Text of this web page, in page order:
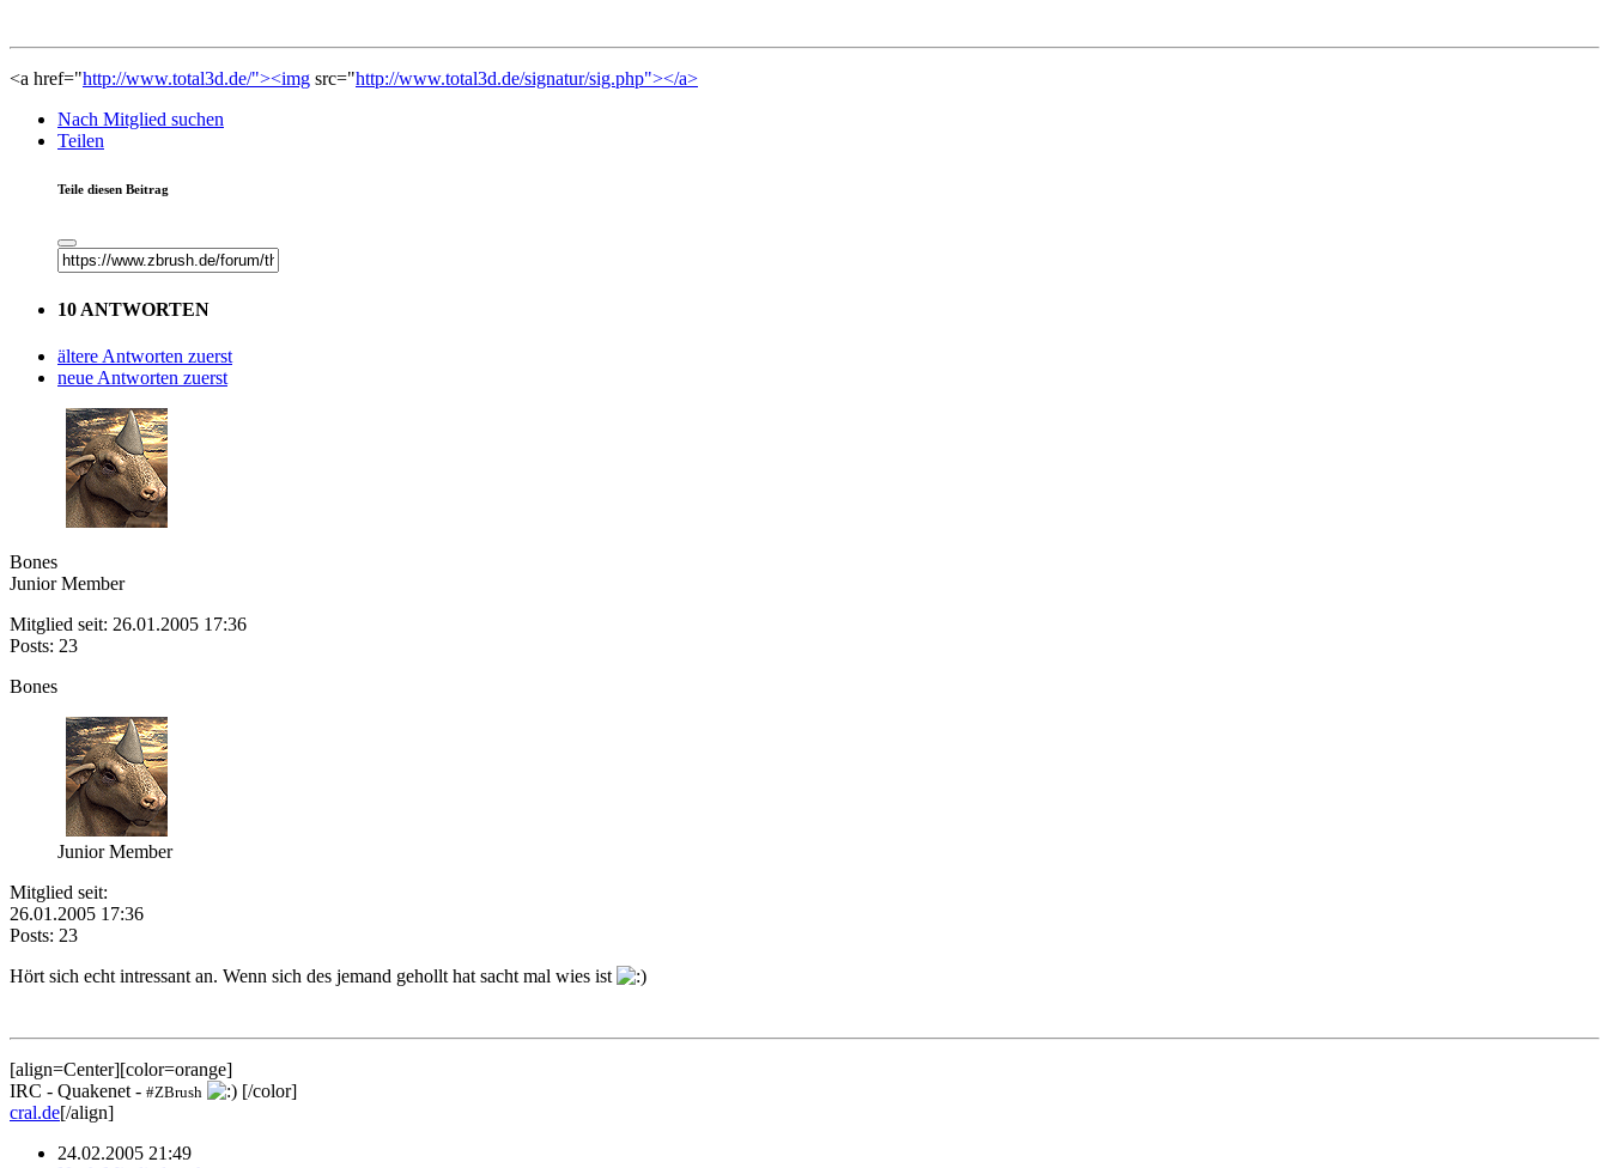
<a href="http://www.total3d.de/"><img src="http://www.total3d.de/signatur/sig.php"></a>
Nach Mitglied suchen
Teilen
Teile diesen Beitrag
10 ANTWORTEN
ältere Antworten zuerst
neue Antworten zuerst
Bones
Junior Member
Mitglied seit: 26.01.2005 17:36
Posts: 23
Bones
Junior Member
Mitglied seit:
26.01.2005 17:36
Posts: 23
Hört sich echt intressant an. Wenn sich des jemand gehollt hat sacht mal wies ist
[align=Center][color=orange]
IRC - Quakenet - #ZBrush
[/color]
cral.de[/align]
24.02.2005 21:49